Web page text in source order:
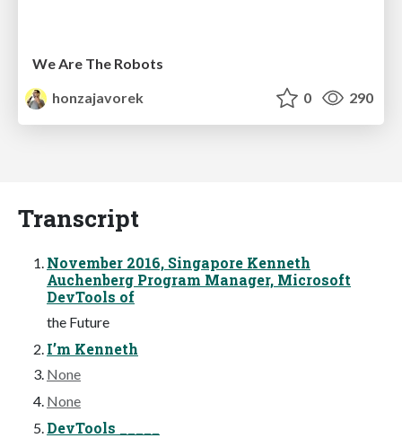
We Are The Robots
honzajavorek
0 290
Transcript
November 2016, Singapore Kenneth
Auchenberg Program Manager, Microsoft
DevTools of
the Future
I’m Kenneth
None
None
DevTools _____